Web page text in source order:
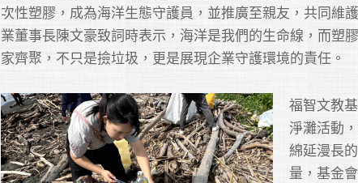
次性塑膠，成為海洋生態守護員，並推廣至親友，共同維
業董事長陳文豪致詞時表示，海洋是我們的生命線，而塑
家齊聚，不只是撿垃圾，更是展現企業守護環境的責任。
福智文教
淨灘活動
綿延漫長
量，基金